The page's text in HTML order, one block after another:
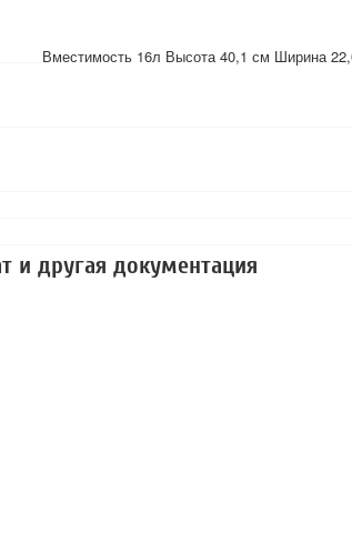
Вместимость 16л Высота 40,1 см Ширина
и другая документация